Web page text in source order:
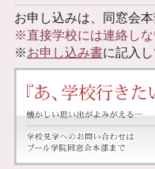
お申し込みは、同窓会
※直接学校には連絡しな
※お申し込み書に記入し